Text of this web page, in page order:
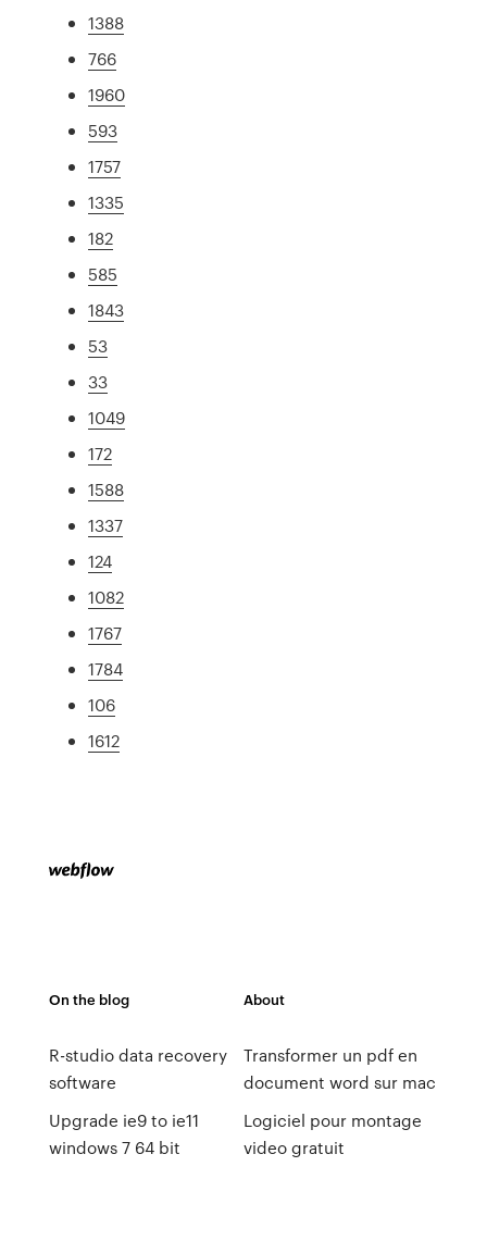
1388
766
1960
593
1757
1335
182
585
1843
53
33
1049
172
1588
1337
124
1082
1767
1784
106
1612
On the blog
R-studio data recovery
software
Upgrade ie9 to ie11
windows 7 64 bit
About
Transformer un pdf en
document word sur mac
Logiciel pour montage
video gratuit